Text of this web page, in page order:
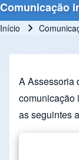
Comunicação
Início
A Assessoria
comunicação
as seguintes